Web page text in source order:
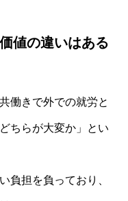
値の違いはある
働きで外での就労と
ちらが大変か」とい
負担を負っており、